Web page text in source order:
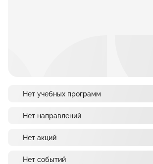
Нет учебных программ
Нет направлений
Нет акций
Нет событий